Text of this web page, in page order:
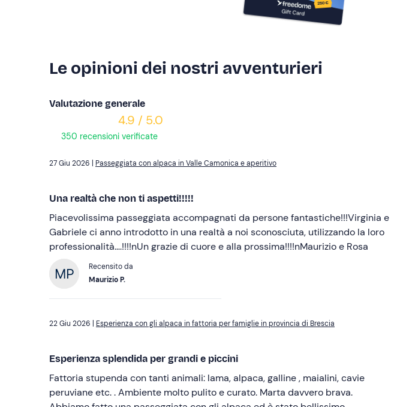
Le opinioni dei nostri avventurieri
Valutazione generale
4.9 / 5.0
350 recensioni verificate
Passeggiata con alpaca in Valle Camonica e aperitivo
Una realtà che non ti aspetti!!!!!
Piacevolissima passeggiata accompagnati da persone fantastiche!!!Virginia e
Gabriele ci anno introdotto in una realtà a noi sconosciuta, utilizzando la loro
professionalità….!!!!nUn grazie di cuore e alla prossima!!!!nMaurizio e Rosa
Recensito da
Maurizio P.
Esperienza con gli alpaca in fattoria per famiglie in provincia di Brescia
Esperienza splendida per grandi e piccini
Fattoria stupenda con tanti animali: lama, alpaca, galline , maialini, cavie
peruviane etc. . Ambiente molto pulito e curato. Marta davvero brava.